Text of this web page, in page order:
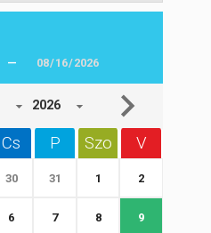
—
2026
Cs P Szo V
30 31 1 2
6 7 8 9